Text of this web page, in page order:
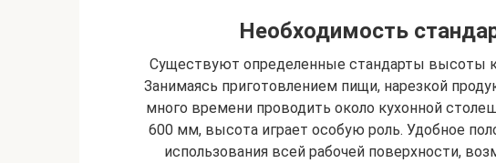
Необходимость
Существуют определенные стандарты высоты
Занимаясь приготовлением пищи, нарезкой
много времени проводить около кухонной
600 мм, высота играет особую роль. Удобное
использования всей рабочей поверхности,